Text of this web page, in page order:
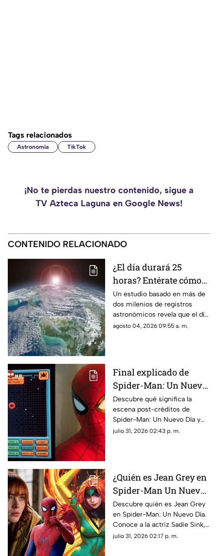
Tags relacionados
Astronomía TikTok
¡No te pierdas nuestro contenido, sigue a
TV Azteca Laguna en Google News!
CONTENIDO RELACIONADO
¿El día durará 25
horas? Entérate cómo
sucederá y a partir de
cuándo
Un estudio basado en más de
dos milenios de registros
astronómicos revela que el día
pasará a durar 25 horas. Aquí
agosto 04, 2026 09:55 a. m.
Final explicado de
Spider-Man: Un Nuevo
Día: ¿Por qué Peter está
en el espacio?
Descubre qué significa la
escena post-créditos de
Spider-Man: Un Nuevo Día y
las teorías de por qué Peter
julio 31, 2026 02:43 p. m.
¿Quién es Jean Grey en
Spider-Man Un Nuevo
Día? Sadie Sink y los
mutantes del UCM
Descubre quién es Jean Grey
en Spider-Man: Un Nuevo Día.
Conoce a la actriz Sadie Sink,
sus poderes y su impacto en la
julio 31, 2026 02:17 p. m.